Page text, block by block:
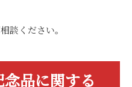
談ください。
品に関する